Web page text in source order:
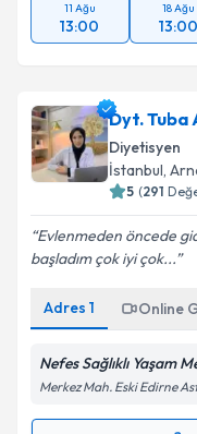
11 Ağu
13:00
18 Ağu
13:00
Dyt. Tuba
Diyetisyen
İstanbul,
5 (291
Evlenmeden öncede
başladım çok iyi çok...
Adres 1 Online
Nefes Sağlıklı Yaşam
Merkez Mah. Eski Edirne